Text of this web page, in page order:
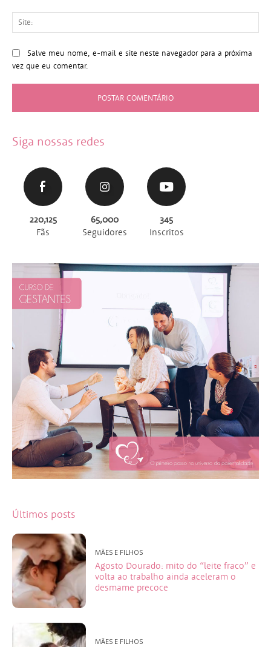
Salve meu nome, e-mail e site neste navegador para a próxima
vez que eu comentar.
Siga nossas redes
220,125
Fãs
65,000
Seguidores
345
Inscritos
Últimos posts
MÃES E FILHOS
Agosto Dourado: mito do “leite fraco” e
volta ao trabalho ainda aceleram o
desmame precoce
MÃES E FILHOS